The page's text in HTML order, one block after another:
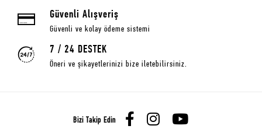
Güvenli Alışveriş
Güvenli ve kolay ödeme sistemi
7 / 24 DESTEK
Öneri ve şikayetlerinizi bize iletebilirsiniz.
Bizi Takip Edin